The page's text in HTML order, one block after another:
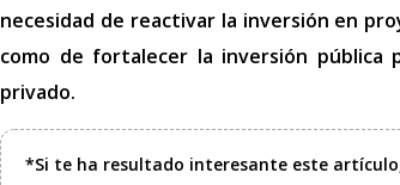
necesidad de reactivar la inversión en
como de fortalecer la inversión pública
privado.
*Si te ha resultado interesante este